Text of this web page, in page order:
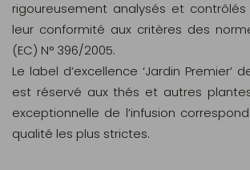
rigoureusement analysés et
leur conformité aux critères des
(EC) N° 396/2005.
Le label d’excellence ‘Jardin Premier’
est réservé aux thés et autres
exceptionnelle de l’infusion
qualité les plus strictes.